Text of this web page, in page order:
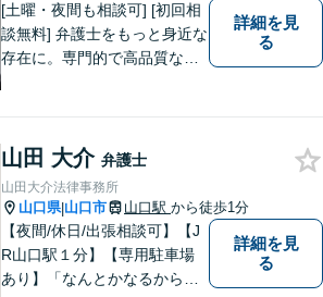
[土曜・夜間も相談可] [初回相
談無料] 弁護士をもっと身近な
存在に。専門的で高品質なリ
詳細を見
る
山田 大介 弁護士
山田大介法律事務所
山口県|山口市 山口駅 から徒歩1分
【夜間/休日/出張相談可】【J
R山口駅１分】【専用駐車場
あり】「なんとかなるから大
詳細を見
る